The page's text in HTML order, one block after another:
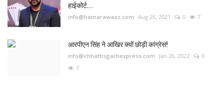
हाईकोर्ट...
info@hamarawaaz.com Aug 26, 2021 0 7
आरपीएन सिंह ने आखिर क्यों छोड़ी कांग्रेस!
info@chhattisgarhexpress.com Jan 26, 2022
0
7